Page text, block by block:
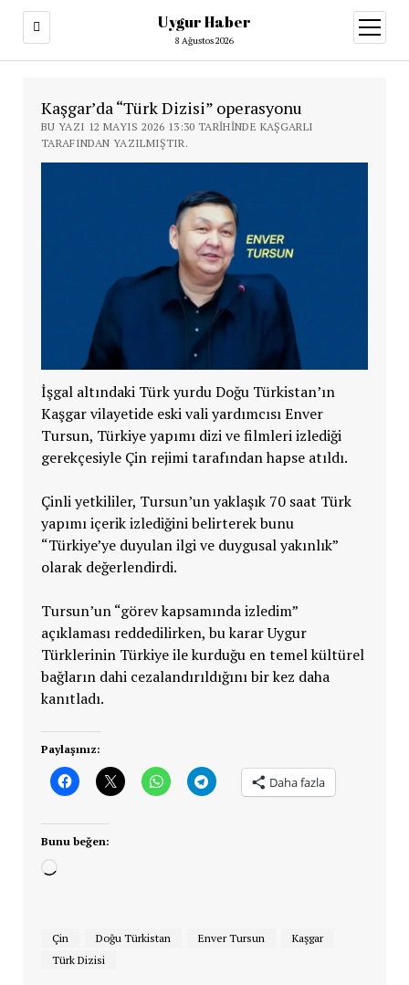
Uygur Haber
8 Ağustos 2026
aç
Kaşgar’da “Türk Dizisi” operasyonu
BU YAZI 12 MAYIS 2026 13:30 TARIHINDE KAŞGARLI
TARAFINDAN YAZILMIŞTIR.
İşgal altındaki Türk yurdu Doğu Türkistan’ın
Kaşgar vilayetide eski vali yardımcısı Enver
Tursun, Türkiye yapımı dizi ve filmleri izlediği
gerekçesiyle Çin rejimi tarafından hapse atıldı.
Çinli yetkililer, Tursun’un yaklaşık 70 saat Türk
yapımı içerik izlediğini belirterek bunu
“Türkiye’ye duyulan ilgi ve duygusal yakınlık”
olarak değerlendirdi.
Tursun’un “görev kapsamında izledim”
açıklaması reddedilirken, bu karar Uygur
Türklerinin Türkiye ile kurduğu en temel kültürel
bağların dahi cezalandırıldığını bir kez daha
kanıtladı.
Paylaşınız:
Daha fazla
Bunu beğen:
Yükleniyor...
Çin Doğu Türkistan Enver Tursun
Kaşgar
Türk Dizisi